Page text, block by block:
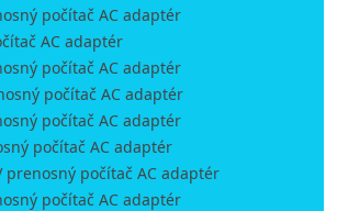
počítač AC adaptér
AC adaptér
počítač AC adaptér
počítač AC adaptér
počítač AC adaptér
počítač AC adaptér
prenosný počítač AC adaptér
počítač AC adaptér